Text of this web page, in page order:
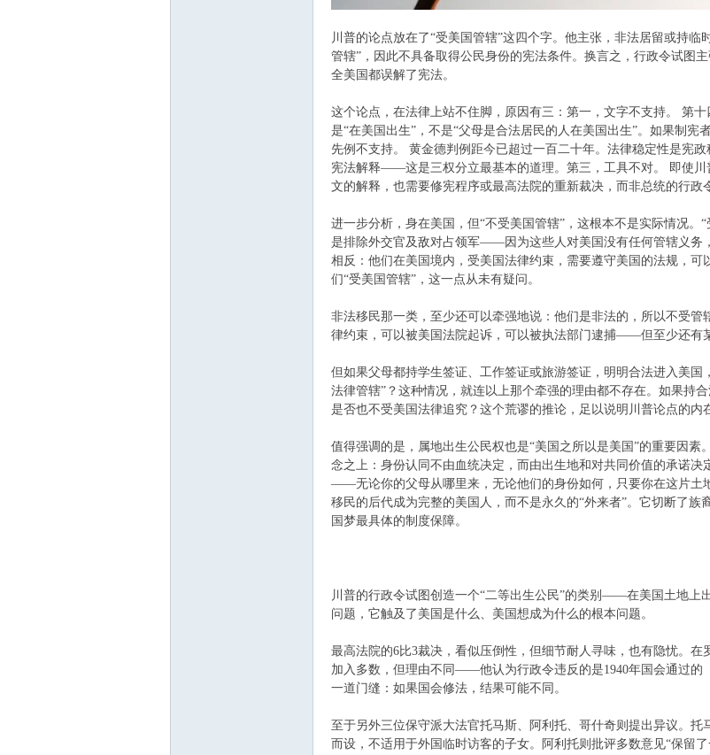
川普的论点放在了“受美国管辖”这四个字。他主张，非法居留或持临
管辖”，因此不具备取得公民身份的宪法条件。换言之，行政令试图
全美国都误解了宪法。
这个论点，在法律上站不住脚，原因有三：第一，文字不支持。 第
是“在美国出生”，不是“父母是合法居民的人在美国出生”。如果制宪
先例不支持。 黄金德判例距今已超过一百二十年。法律稳定性是宪
宪法解释——这是三权分立最基本的道理。第三，工具不对。 即使
文的解释，也需要修宪程序或最高法院的重新裁决，而非总统的行政
进一步分析，身在美国，但“不受美国管辖”，这根本不是实际情况。
是排除外交官及敌对占领军——因为这些人对美国没有任何管辖义务
相反：他们在美国境内，受美国法律约束，需要遵守美国的法规，
们“受美国管辖”，这一点从未有疑问。
非法移民那一类，至少还可以牵强地说：他们是非法的，所以不受
律约束，可以被美国法院起诉，可以被执法部门逮捕——但至少还有
但如果父母都持学生签证、工作签证或旅游签证，明明合法进入美国
法律管辖”？这种情况，就连以上那个牵强的理由都不存在。如果持
是否也不受美国法律追究？这个荒谬的推论，足以说明川普论点的内
值得强调的是，属地出生公民权也是“美国之所以是美国”的重要因
念之上：身份认同不由血统决定，而由出生地和对共同价值的承诺
——无论你的父母从哪里来，无论他们的身份如何，只要你在这片土
移民的后代成为完整的美国人，而不是永久的“外来者”。它切断了
国梦最具体的制度保障。
川普的行政令试图创造一个“二等出生公民”的类别——在美国土地上
问题，它触及了美国是什么、美国想成为什么的根本问题。
最高法院的6比3裁决，看似压倒性，但细节耐人寻味，也有隐忧。
加入多数，但理由不同——他认为行政令违反的是1940年国会通过的
一道门缝：如果国会修法，结果可能不同。
至于另外三位保守派大法官托马斯、阿利托、哥什奇则提出异议。
而设，不适用于外国临时访客的子女。阿利托则批评多数意见“保留